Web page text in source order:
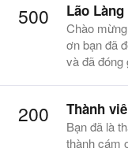
500 Lão Làng
Chào
ơn bạn đã
và đã đóng
200 Thành
Bạn đã là
thành cám